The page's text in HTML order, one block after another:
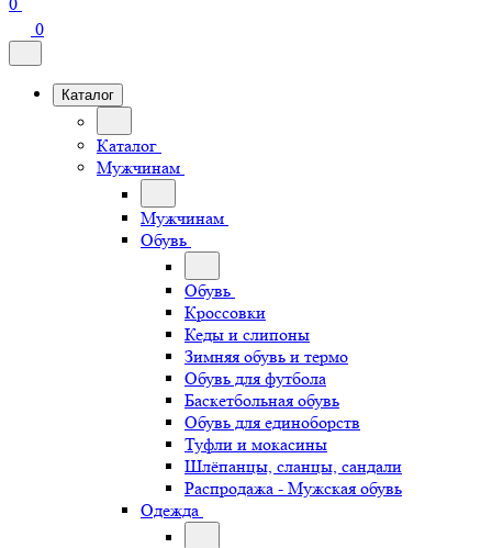
0
Каталог
Каталог
Мужчинам
Мужчинам
Обувь
Обувь
Кроссовки
Кеды и слипоны
Зимняя обувь и термо
Обувь для футбола
Баскетбольная обувь
Обувь для единоборств
Туфли и мокасины
Шлёпанцы, сланцы, сандали
Распродажа - Мужская обувь
Одежда